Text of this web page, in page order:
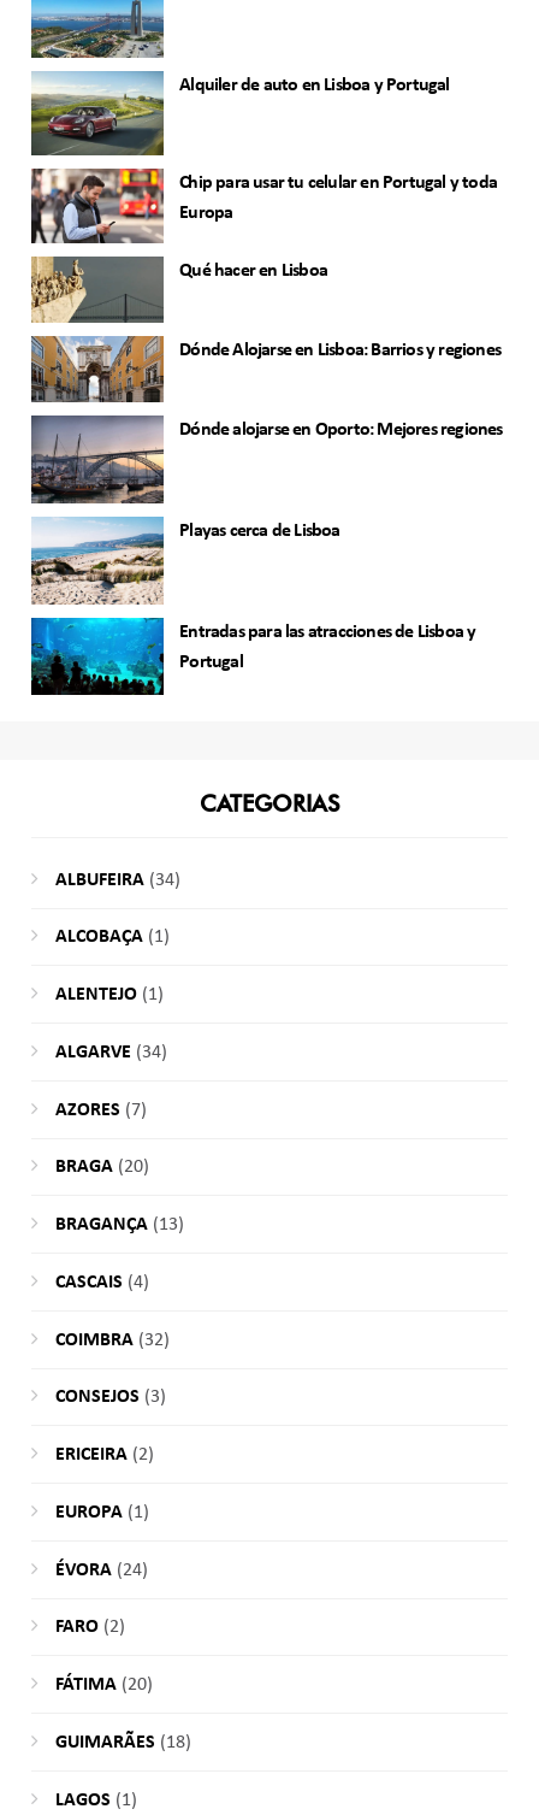
Alquiler de auto en Lisboa y Portugal
Chip para usar tu celular en Portugal y toda
Europa
Qué hacer en Lisboa
Dónde Alojarse en Lisboa: Barrios y regiones
Dónde alojarse en Oporto: Mejores regiones
Playas cerca de Lisboa
Entradas para las atracciones de Lisboa y
Portugal
CATEGORIAS
ALBUFEIRA(34)
ALCOBAÇA(1)
ALENTEJO(1)
ALGARVE (34)
AZORES (7)
BRAGA(20)
BRAGANÇA(13)
CASCAIS (4)
COIMBRA(32)
CONSEJOS (3)
ERICEIRA(2)
EUROPA(1)
ÉVORA(24)
FARO(2)
FÁTIMA(20)
GUIMARÃES (18)
LAGOS (1)